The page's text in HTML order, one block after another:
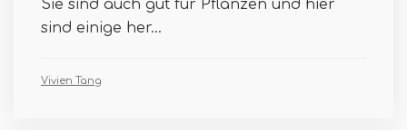
Sie sind auch gut für Pflanzen und hier
sind einige her...
Vivien Tang